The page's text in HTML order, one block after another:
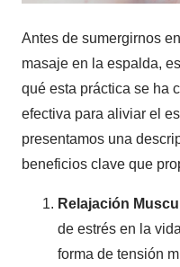
Antes de sumergirnos
masaje en la espalda,
qué esta práctica se ha
efectiva para aliviar el
presentamos una
beneficios clave que
Relajación
de estrés en la
forma de tensión